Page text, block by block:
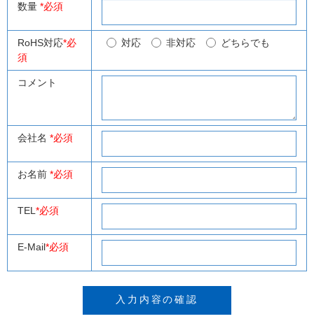
数量 *必須
RoHS対応*必
須
対応 非対応 どちらでも
コメント
会社名 *必須
お名前 *必須
TEL *必須
E-Mail*必須